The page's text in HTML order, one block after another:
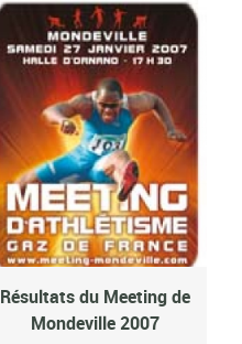
Résultats du Meeting de
Mondeville 2007